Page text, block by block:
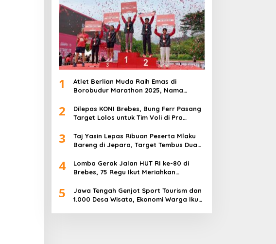
1
Atlet Berlian Muda Raih Emas di
Borobudur Marathon 2025, Nama
2
Dilepas KONI Brebes, Bung Ferr Pasang
Target Lolos untuk Tim Voli di Pra
3
Taj Yasin Lepas Ribuan Peserta Mlaku
Bareng di Jepara, Target Tembus Dua
4
Lomba Gerak Jalan HUT RI ke-80 di
Brebes, 75 Regu Ikut Meriahkan
5
Jawa Tengah Genjot Sport Tourism dan
1.000 Desa Wisata, Ekonomi Warga Ikut